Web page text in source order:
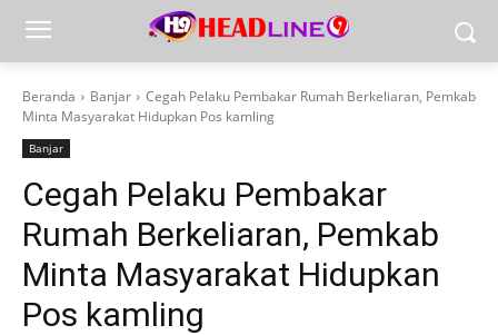
Beranda Banjar
Cegah Pelaku Pembakar Rumah Berkeliaran, Pemkab
Minta Masyarakat Hidupkan Pos kamling
Banjar
Cegah Pelaku Pembakar
Rumah Berkeliaran, Pemkab
Minta Masyarakat Hidupkan
Pos kamling